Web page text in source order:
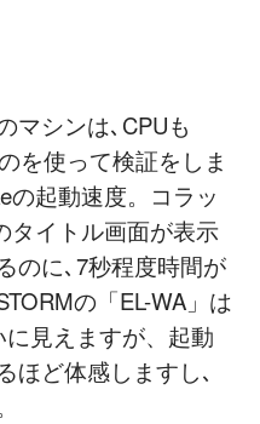
マシンは､CPUも
を使って検証をしま
の起動速度。コラッ
タイトル画面が表示
のに､7秒程度時間が
の「EL-WA」は
見えますが、起動
ほど体感しますし､